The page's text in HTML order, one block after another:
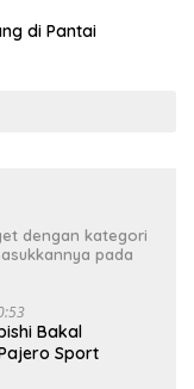
di Pantai
dengan kategori
pada
Bakal
Sport